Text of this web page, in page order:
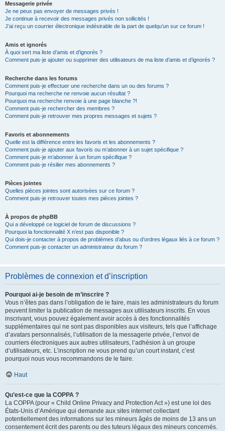
Messagerie privée
Je ne peux pas envoyer de messages privés !
Je continue à recevoir des messages privés non sollicités !
J’ai reçu un courrier électronique indésirable de la part de quelqu’un sur ce forum !
Amis et ignorés
À quoi sert ma liste d’amis et d’ignorés ?
Comment puis-je ajouter ou supprimer des utilisateurs de ma liste d’amis et d’ignorés ?
Recherche dans les forums
Comment puis-je effectuer une recherche dans un ou des forums ?
Pourquoi ma recherche ne renvoie aucun résultat ?
Pourquoi ma recherche renvoie à une page blanche ?!
Comment puis-je rechercher des membres ?
Comment puis-je retrouver mes propres messages et sujets ?
Favoris et abonnements
Quelle est la différence entre les favoris et les abonnements ?
Comment puis-je ajouter aux favoris ou m’abonner à un sujet spécifique ?
Comment puis-je m’abonner à un forum spécifique ?
Comment puis-je résilier mes abonnements ?
Pièces jointes
Quelles pièces jointes sont autorisées sur ce forum ?
Comment puis-je retrouver toutes mes pièces jointes ?
À propos de phpBB
Qui a développé ce logiciel de forum de discussions ?
Pourquoi la fonctionnalité X n’est pas disponible ?
Qui dois-je contacter à propos de problèmes d’abus ou d’ordres légaux liés à ce forum ?
Comment puis-je contacter un administrateur du forum ?
Problèmes de connexion et d’inscription
Pourquoi ai-je besoin de m’inscrire ?
Vous n’êtes pas dans l’obligation de le faire, mais les administrateurs du forum
peuvent limiter la publication de messages aux utilisateurs inscrits. En vous
inscrivant, vous pouvez également avoir accès à des fonctionnalités
supplémentaires qui ne sont pas disponibles aux visiteurs, tels que l’affichage
d’avatars personnalisés, l’utilisation de la messagerie privée, l’envoi de
courriers électroniques aux autres utilisateurs, l’adhésion à un groupe
d’utilisateurs, etc. L’inscription ne vous prend qu’un court instant, c’est
pourquoi nous vous recommandons de le faire.
Haut
Qu’est-ce que la COPPA ?
La COPPA (pour « Child Online Privacy and Protection Act ») est une loi des
États-Unis d’Amérique qui demande aux sites internet collectant
potentiellement des informations sur les mineurs âgés de moins de 13 ans un
consentement écrit des parents ou des tuteurs légaux des mineurs concernés.